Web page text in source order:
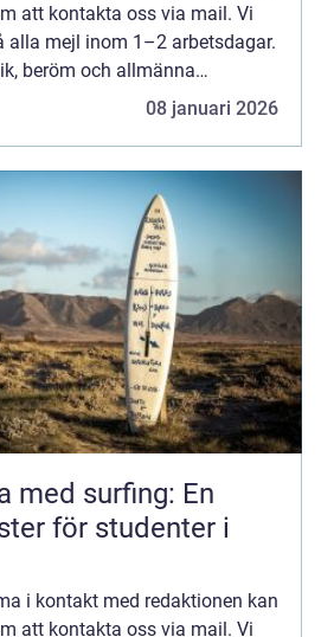
att kontakta oss via mail. Vi
alla mejl inom 1–2 arbetsdagar.
beröm och allmänna
på vår sida.08 januari 2026
med surfing: En
för studenter i
i kontakt med redaktionen kan
att kontakta oss via mail. Vi